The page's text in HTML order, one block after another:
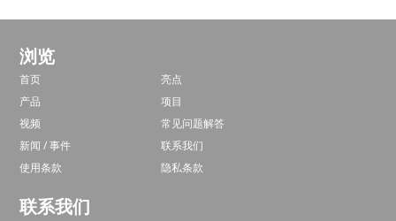
浏览
首页
亮点
产品
项目
视频
常见问题解答
新闻 / 事件
联系我们
使用条款
隐私条款
联系我们